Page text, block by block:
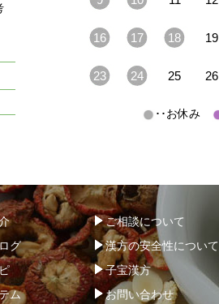
16 17 18 19
23 24 25 26
･･お休み
ご相談について
グ 漢方の安全性について
子宝漢方
ム お問い合わせ